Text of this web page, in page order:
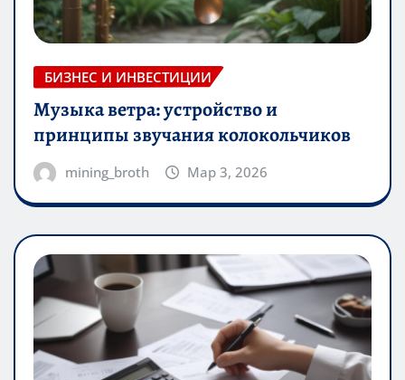
БИЗНЕС И ИНВЕСТИЦИИ
Музыка ветра: устройство и
принципы звучания колокольчиков
mining_broth Мар 3, 2026